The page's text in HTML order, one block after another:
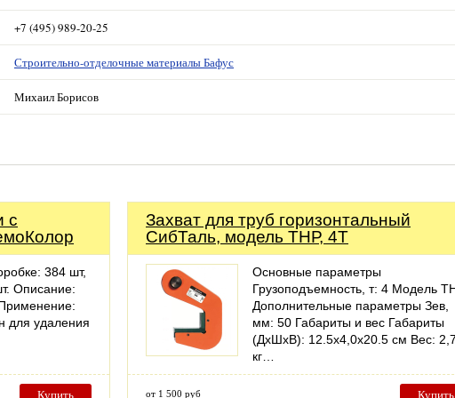
+7 (495) 989-20-25
Строительно-отделочные материалы Бафус
Михаил Борисов
с
384 шт,
Описание:
для удаления
Купить
Захват для труб горизонтальный
СибТаль, модель ТНР, 4Т
Основные параметры
Грузоподъемность, т: 4 Модель
Дополнительные параметры Зев,
мм: 50 Габариты и вес Габариты
(ДхШхВ): 12.5х4,0х20.5 см Вес:
кг…
от 1 500 руб Купить